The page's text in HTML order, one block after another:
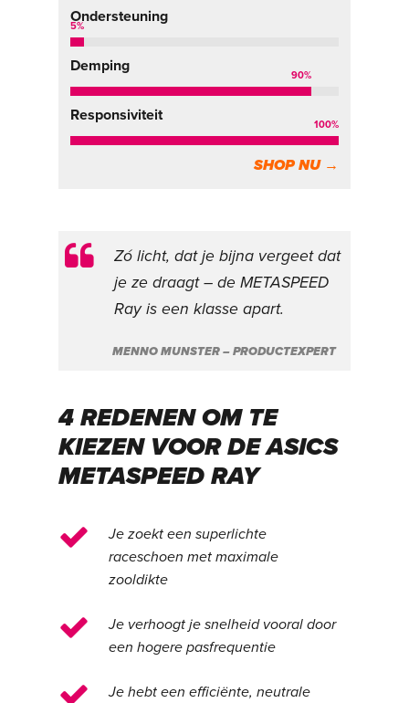
Ondersteuning
5%
Demping
90%
Responsiviteit
100%
SHOP NU →
Zó licht, dat je bijna vergeet dat
je ze draagt – de METASPEED
Ray is een klasse apart.
MENNO MUNSTER – PRODUCTEXPERT
4 REDENEN OM TE
KIEZEN VOOR DE ASICS
METASPEED RAY
Je zoekt een superlichte
raceschoen met maximale
zooldikte
Je verhoogt je snelheid vooral door
een hogere pasfrequentie
Je hebt een efficiënte, neutrale